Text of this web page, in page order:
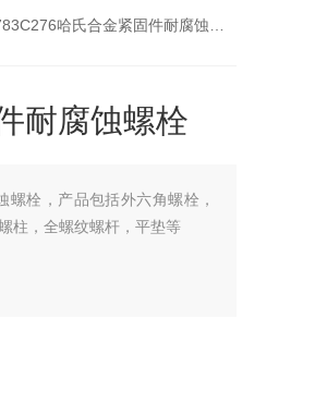
哈氏合金紧固件耐腐蚀螺栓
耐腐蚀螺栓
螺栓，产品包括外六角螺栓，
柱，全螺纹螺杆，平垫等